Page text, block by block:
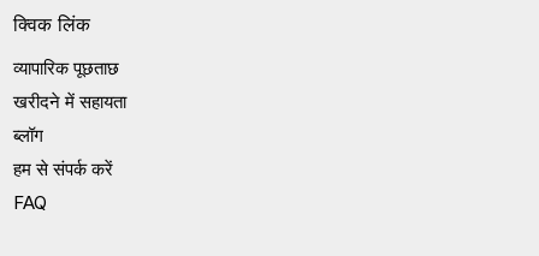
क्विक लिंक
व्यापारिक पूछताछ
खरीदने में सहायता
ब्लॉग
हम से संपर्क करें
FAQ